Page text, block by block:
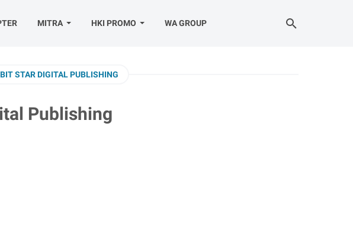
MITRA HKI PROMO WA GROUP
STAR DIGITAL PUBLISHING
Publishing